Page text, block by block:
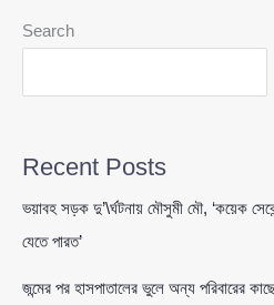
নিউজিল্যান্ডকে
রেকর্ড
Search
Recent Posts
ভয়াবহ সড়ক দু’\র্ঘটনায় মৌসুমী মৌ, ‘কয়েক
যেতে পারত’
জন্মের পর হাসপাতালের ভুলে অন্য পরিবারের